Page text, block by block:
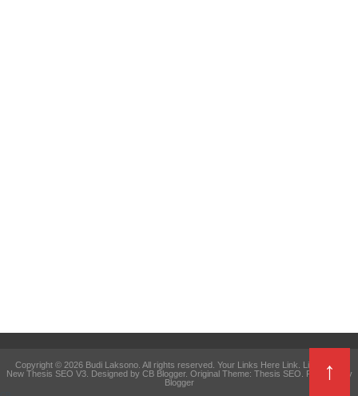
Copyright © 2026 Budi Laksono . All rights reserved. Your Links Here Link Link Here
New Thesis SEO V3. Designed by CB Blogger. Original Theme: Thesis SEO . Powered by
Blogger
↑